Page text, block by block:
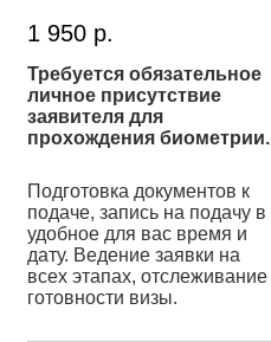
1 950 р.
Требуется обязательное
личное присутствие
заявителя для
прохождения биометрии.
Подготовка документов к
подаче, запись на подачу в
удобное для вас время и
дату. Ведение заявки на
всех этапах, отслеживание
готовности визы.